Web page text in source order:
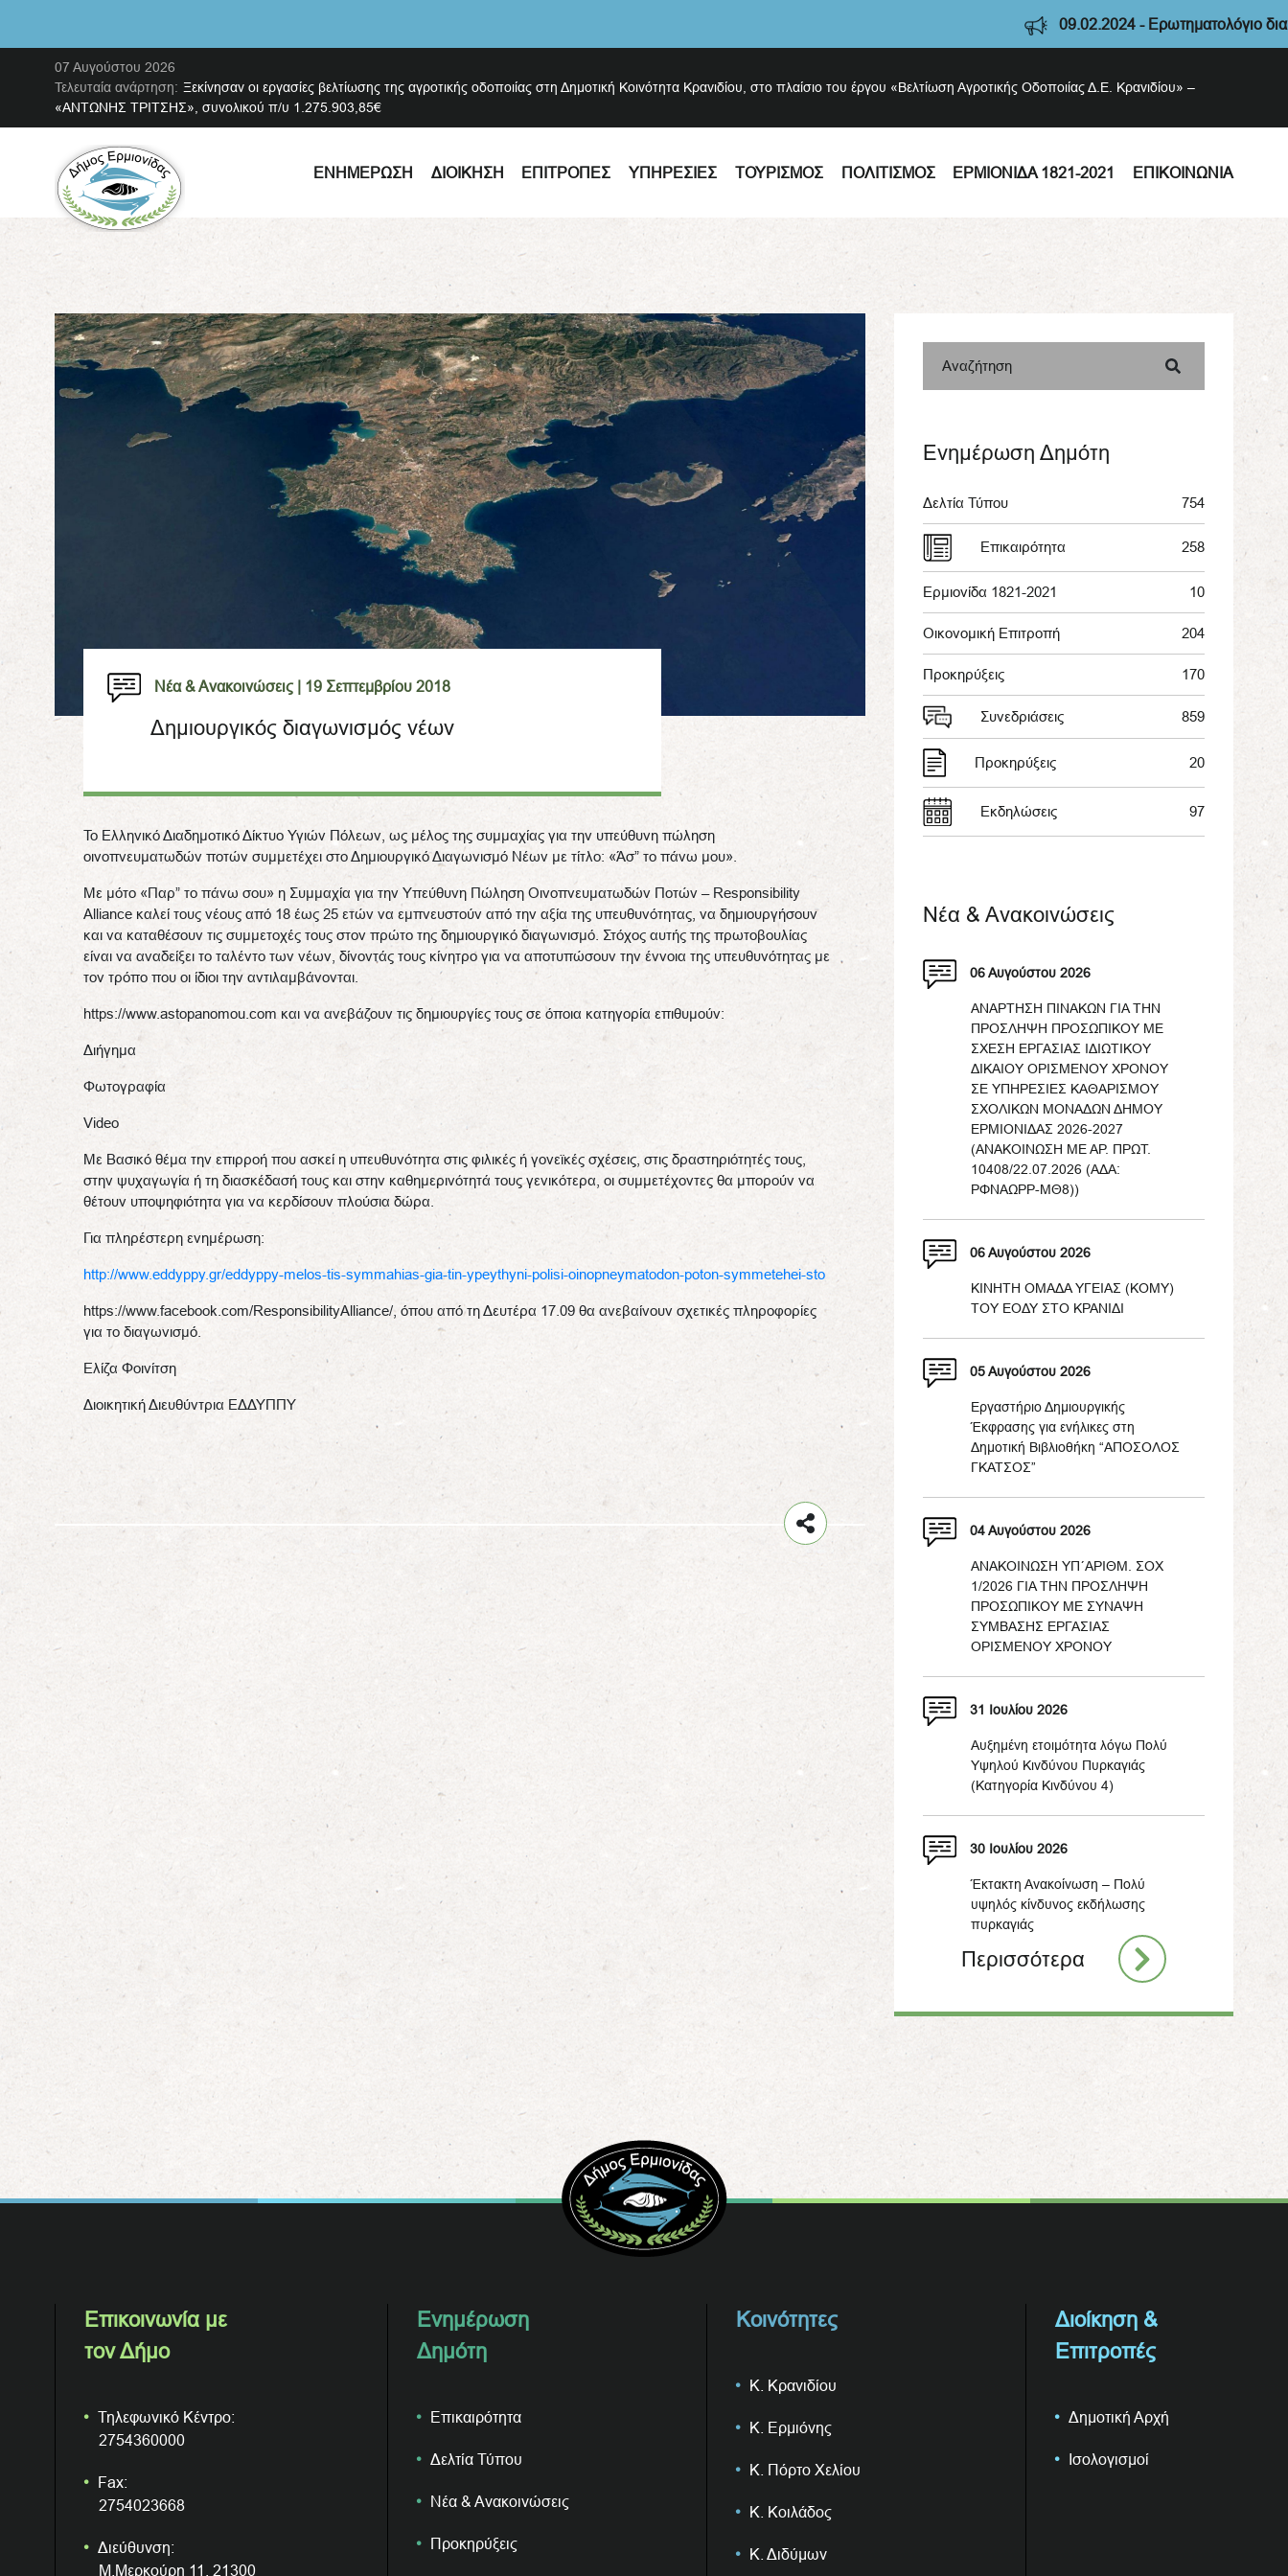
09.02.2024 - Ερωτηματολόγιο
07 Αυγούστου 2026
Τελευταία ανάρτηση: Ξεκίνησαν οι εργασίες βελτίωσης της αγροτικής οδοποιίας στη Δημοτική Κοινότητα Κρανιδίου, στο πλαίσιο του έργου «Βελτίωση Αγροτικής Οδοποιίας Δ.Ε. Κρανιδίου» –
«ΑΝΤΩΝΗΣ ΤΡΙΤΣΗΣ», συνολικού π/υ 1.275.903,85€
ΕΝΗΜΈΡΩΣΗ ΔΙΟΊΚΗΣΗ ΕΠΙΤΡΟΠΈΣ ΥΠΗΡΕΣΊΕΣ ΤΟΥΡΙΣΜΌΣ ΠΟΛΙΤΙΣΜΌΣ ΕΡΜΙΟΝΊΔΑ 1821-2021 ΕΠΙΚΟΙΝΩΝΊΑ
Νέα & Ανακοινώσεις | 19 Σεπτεμβρίου 2018
Δημιουργικός διαγωνισμός νέων
Το Ελληνικό Διαδημοτικό Δίκτυο Υγιών Πόλεων, ως μέλος της συμμαχίας για την υπεύθυνη πώληση
οινοπνευματωδών ποτών συμμετέχει στο Δημιουργικό Διαγωνισμό Νέων με τίτλο: «Άσ” το πάνω μου».
Με μότο «Παρ” το πάνω σου» η Συμμαχία για την Υπεύθυνη Πώληση Οινοπνευματωδών Ποτών – Responsibility
Alliance καλεί τους νέους από 18 έως 25 ετών να εμπνευστούν από την αξία της υπευθυνότητας, να δημιουργήσουν
και να καταθέσουν τις συμμετοχές τους στον πρώτο της δημιουργικό διαγωνισμό. Στόχος αυτής της πρωτοβουλίας
είναι να αναδείξει το ταλέντο των νέων, δίνοντάς τους κίνητρο για να αποτυπώσουν την έννοια της υπευθυνότητας με
τον τρόπο που οι ίδιοι την αντιλαμβάνονται.
https://www.astopanomou.com και να ανεβάζουν τις δημιουργίες τους σε όποια κατηγορία επιθυμούν:
Διήγημα
Φωτογραφία
Video
Με Βασικό θέμα την επιρροή που ασκεί η υπευθυνότητα στις φιλικές ή γονεϊκές σχέσεις, στις δραστηριότητές τους,
στην ψυχαγωγία ή τη διασκέδασή τους και στην καθημερινότητά τους γενικότερα, οι συμμετέχοντες θα μπορούν να
θέτουν υποψηφιότητα για να κερδίσουν πλούσια δώρα.
Για πληρέστερη ενημέρωση:
http://www.eddyppy.gr/eddyppy-melos-tis-symmahias-gia-tin-ypeythyni-polisi-oinopneymatodon-poton-symmetehei-sto
https://www.facebook.com/ResponsibilityAlliance/, όπου από τη Δευτέρα 17.09 θα ανεβαίνουν σχετικές πληροφορίες
για το διαγωνισμό.
Ελίζα Φοινίτση
Διοικητική Διευθύντρια ΕΔΔΥΠΠΥ
Αναζήτηση
Ενημέρωση Δημότη
Δελτία Τύπου 754
Επικαιρότητα 258
Ερμιονίδα 1821-2021 10
Οικονομική Επιτροπή 204
Προκηρύξεις 170
Συνεδριάσεις 859
Προκηρύξεις 20
Εκδηλώσεις 97
Νέα & Ανακοινώσεις
06 Αυγούστου 2026
ΑΝΑΡΤΗΣΗ ΠΙΝΑΚΩΝ ΓΙΑ ΤΗΝ
ΠΡΟΣΛΗΨΗ ΠΡΟΣΩΠΙΚΟΥ ΜΕ
ΣΧΕΣΗ ΕΡΓΑΣΙΑΣ ΙΔΙΩΤΙΚΟΥ
ΔΙΚΑΙΟΥ ΟΡΙΣΜΕΝΟΥ ΧΡΟΝΟΥ
ΣΕ ΥΠΗΡΕΣΙΕΣ ΚΑΘΑΡΙΣΜΟΥ
ΣΧΟΛΙΚΩΝ ΜΟΝΑΔΩΝ ΔΗΜΟΥ
ΕΡΜΙΟΝΙΔΑΣ 2026-2027
(ΑΝΑΚΟΙΝΩΣΗ ΜΕ ΑΡ. ΠΡΩΤ.
10408/22.07.2026 (ΑΔΑ:
ΡΦΝΑΩΡΡ-ΜΘ8))
06 Αυγούστου 2026
ΚΙΝΗΤΗ ΟΜΑΔΑ ΥΓΕΙΑΣ (ΚΟΜΥ)
ΤΟΥ ΕΟΔΥ ΣΤΟ ΚΡΑΝΙΔΙ
05 Αυγούστου 2026
Εργαστήριο Δημιουργικής
Έκφρασης για ενήλικες στη
Δημοτική Βιβλιοθήκη “ΑΠΟΣΟΛΟΣ
ΓΚΑΤΣΟΣ”
04 Αυγούστου 2026
ΑΝΑΚΟΙΝΩΣΗ ΥΠ΄ΑΡΙΘΜ. ΣΟΧ
1/2026 ΓΙΑ ΤΗΝ ΠΡΟΣΛΗΨΗ
ΠΡΟΣΩΠΙΚΟΥ ΜΕ ΣΥΝΑΨΗ
ΣΥΜΒΑΣΗΣ ΕΡΓΑΣΙΑΣ
ΟΡΙΣΜΕΝΟΥ ΧΡΟΝΟΥ
31 Ιουλίου 2026
Αυξημένη ετοιμότητα λόγω Πολύ
Υψηλού Κινδύνου Πυρκαγιάς
(Κατηγορία Κινδύνου 4)
30 Ιουλίου 2026
Έκτακτη Ανακοίνωση – Πολύ
υψηλός κίνδυνος εκδήλωσης
πυρκαγιάς
Περισσότερα
Επικοινωνία με
τον Δήμο
Τηλεφωνικό Κέντρο:
2754360000
Fax:
2754023668
Διεύθυνση:
Μ.Μερκούρη 11, 21300
Ενημέρωση
Δημότη
Επικαιρότητα
Δελτία Τύπου
Νέα & Ανακοινώσεις
Προκηρύξεις
Κοινότητες
Κ. Κρανιδίου
Κ. Ερμιόνης
Κ. Πόρτο Χελίου
Κ. Κοιλάδος
Κ. Διδύμων
Διοίκηση &
Επιτροπές
Δημοτική Αρχή
Ισολογισμοί